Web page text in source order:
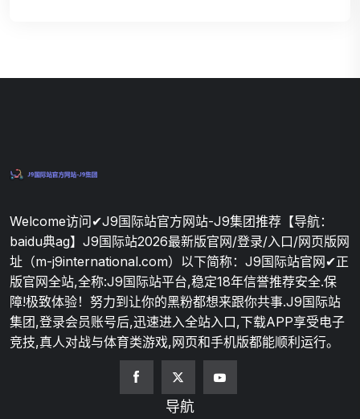
Welcome访问✔J9国际站官方网站-J9集团推荐【导航：
baidu典ag】J9国际站2026最新版官网/登录/入口/网页版网
址（m-j9international.com）以下简称：J9国际站官网✔正
版官网全站,全称:J9国际站平台,稳定18年信誉推荐安全.保
障!极致体验！努力到让你的黑粉都想来跟你共事.J9国际站
集团,登录会员账号后,迅速进入全站入口,下载APP享受电子
竞技,真人对战与体育类游戏,网页和手机版都能顺利运行。
导航